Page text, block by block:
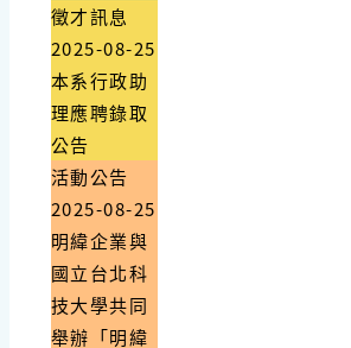
徵才訊息
2025-08-25
本系行政助
理應聘錄取
公告
活動公告
2025-08-25
明緯企業與
國立台北科
技大學共同
舉辦「明緯